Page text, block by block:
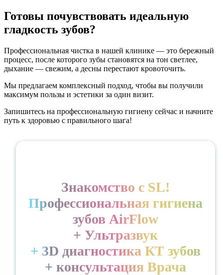
Готовы почувствовать идеальную
гладкость зубов?
Профессиональная чистка в нашей клинике — это бережный
процесс, после которого зубы становятся на тон светлее,
дыхание — свежим, а десны перестают кровоточить.
Мы предлагаем комплексный подход, чтобы вы получили
максимум пользы и эстетики за один визит.
Запишитесь на профессиональную гигиену сейчас и начните
путь к здоровью с правильного шага!
Знакомство с SL!
Профессиональная гигиена
зубов AirFlow
+ Ультразвук
+ 3D диагностика КТ зубов
+ консультация Врача